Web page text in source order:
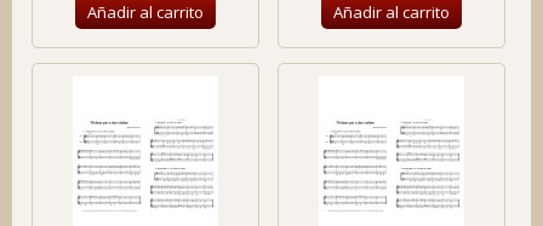
Añadir al carrito Añadir al carrito